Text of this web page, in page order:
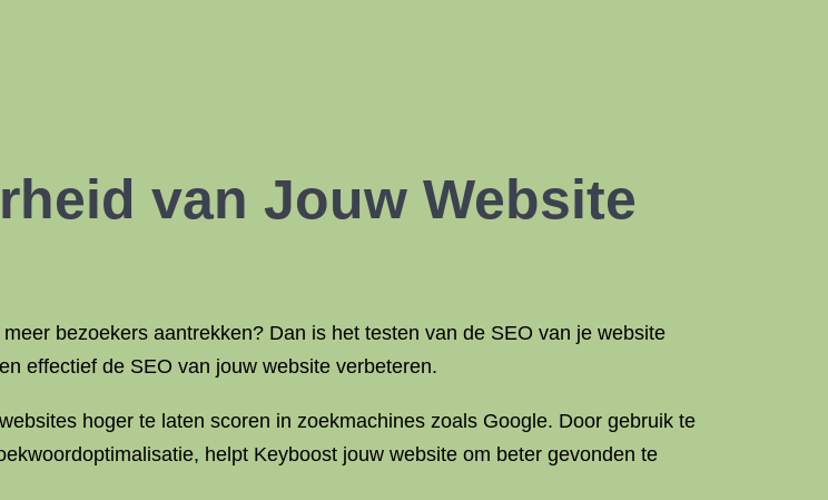
van Jouw Website
bezoekers aantrekken? Dan is het testen van de SEO van je website
effectief de SEO van jouw website verbeteren.
hoger te laten scoren in zoekmachines zoals Google. Door gebruik te
helpt Keyboost jouw website om beter gevonden te